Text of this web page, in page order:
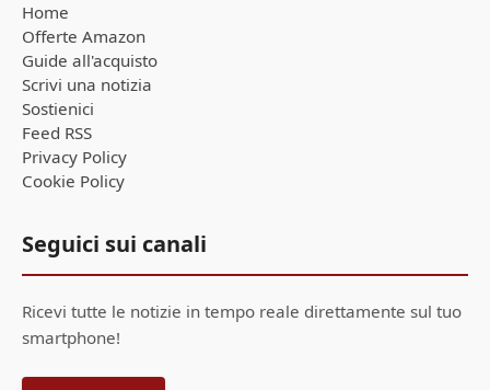
Home
Offerte Amazon
Guide all'acquisto
Scrivi una notizia
Sostienici
Feed RSS
Privacy Policy
Cookie Policy
Seguici sui canali
Ricevi tutte le notizie in tempo reale direttamente sul tuo
smartphone!